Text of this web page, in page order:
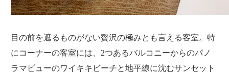
目の前を遮るものがない贅沢の極みとも言える客室。特
にコーナーの客室には、2つあるバルコニーからのパノ
ラマビューのワイキキビーチと地平線に沈むサンセット